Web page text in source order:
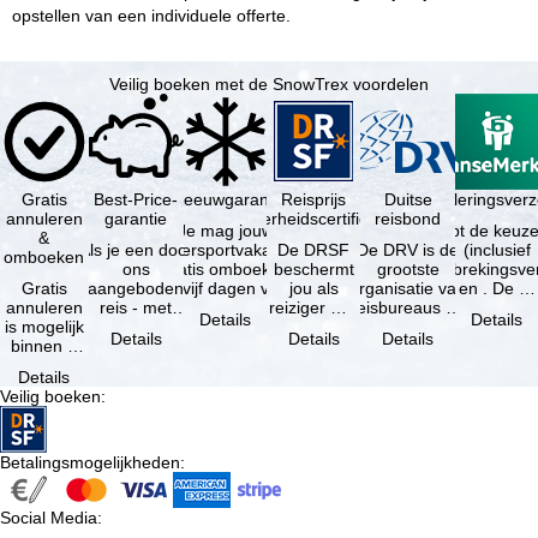
opstellen van een individuele offerte.
Veilig boeken met de SnowTrex voordelen
Gratis
annuleren
&
omboeken
Gratis
annuleren
is mogelijk
binnen 5
de
boeking,
als jouw
vakantie …
Details
Best-Price-
garantie
Als je een door
ons
aangeboden
reis - met
dezelfde inhoud
en
Details
Sneeuwgarantie
Je mag jouw
wintersportvakantie
gratis omboeken
als vijf dagen voor
Details
Reisprijs
zekerheidscertificaat
De DRSF
beschermt
jou als
reiziger met
pakketreis
Details
Duitse
reisbond
De DRV is de
grootste
organisatie van
reisbureaus en
in Duitsland. …
Details
Je hebt de
(inclusief
en . De …
Details
Veilig boeken:
Betalingsmogelijkheden:
Social Media: